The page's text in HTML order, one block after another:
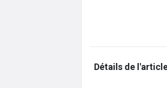
Détails de